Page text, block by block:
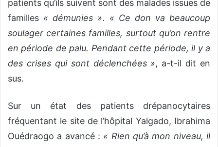
patients qu’ils suivent sont des malades issues de
familles « démunies ». « Ce don va beaucoup
soulager certaines familles, surtout qu’on rentre
en période de palu. Pendant cette période, il y a
des crises qui sont déclenchées », a-t-il dit en
sus.
Sur un état des patients drépanocytaires
fréquentant le site de l’hôpital Yalgado, Ibrahima
Ouédraogo a avancé : « Rien qu’à mon niveau, il